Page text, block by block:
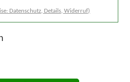
Datenschutz, Details, Widerruf)